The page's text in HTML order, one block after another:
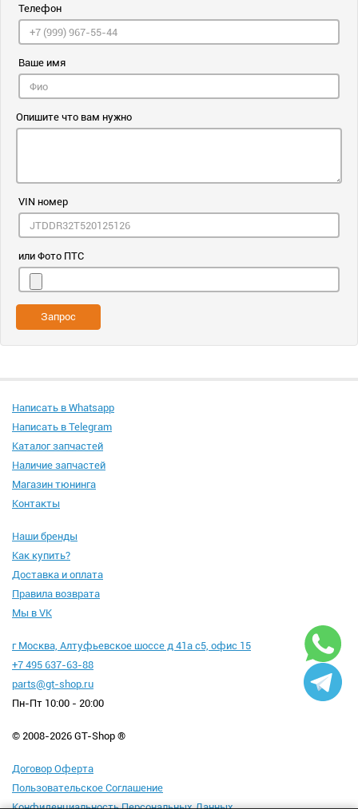
Телефон
Ваше имя
Опишите что вам нужно
VIN номер
или Фото ПТС
Запрос
Написать в Whatsapp
Написать в Telegram
Каталог запчастей
Наличие запчастей
Магазин тюнинга
Контакты
Наши бренды
Как купить?
Доставка и оплата
Правила возврата
Мы в VK
г Москва, Алтуфьевское шоссе д 41а с5, офис 15
+7 495 637-63-88
parts@gt-shop.ru
Пн-Пт 10:00 - 20:00
© 2008-2026 GT-Shop ®
Договор Оферта
Пользовательское Соглашение